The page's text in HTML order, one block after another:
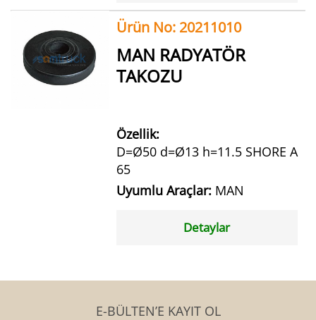
Ürün No: 20211010
MAN RADYATÖR
TAKOZU
Özellik:
D=Ø50 d=Ø13 h=11.5 SHORE A
65
Uyumlu Araçlar: MAN
Detaylar
E-BÜLTEN’E KAYIT OL